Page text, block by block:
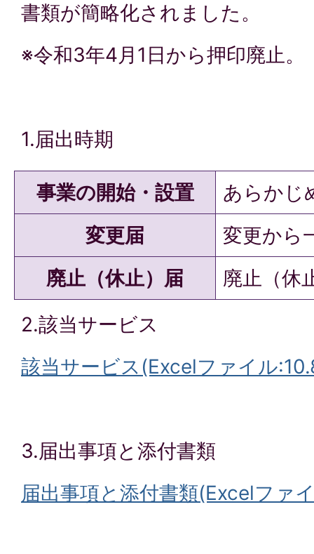
書類が簡略化されました。
※令和3年4月1日から押印廃止。
1.届出時期
事業の開始・設置
あらかじ
変更届
変更から
廃止（休止）届
廃止（休
2.該当サービス
該当サービス(Excelファイル
3.届出事項と添付書類
届出事項と添付書類(Excelファ